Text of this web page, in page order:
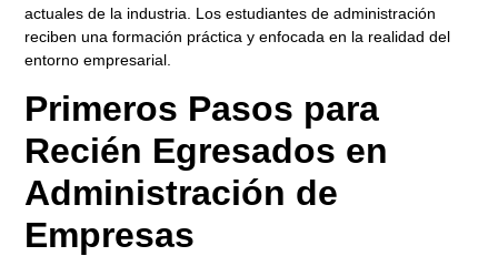
actuales de la industria. Los estudiantes de administración
reciben una formación práctica y enfocada en la realidad del
entorno empresarial.
Primeros Pasos para
Recién Egresados en
Administración de
Empresas